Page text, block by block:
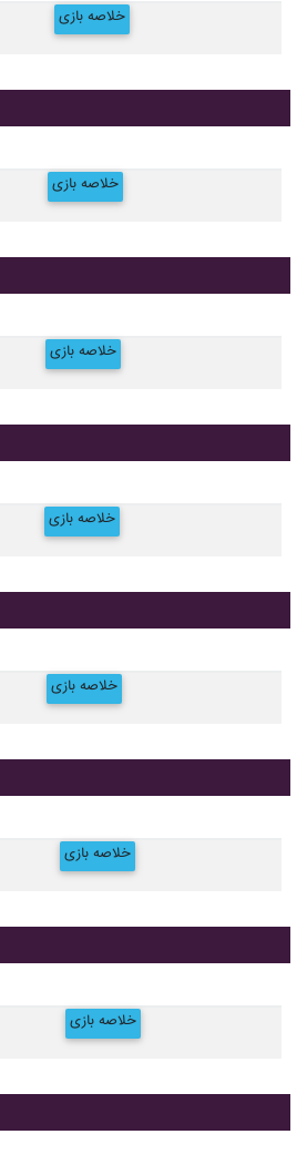
خلاصه بازی
خلاصه بازی
خلاصه بازی
خلاصه بازی
خلاصه بازی
خلاصه بازی
خلاصه بازی